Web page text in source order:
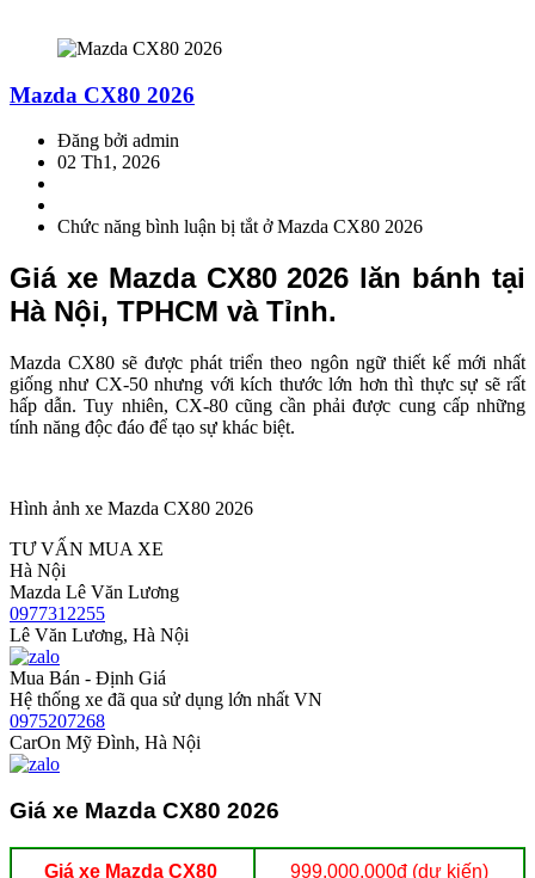
Mazda CX80 2026
Đăng bởi admin
02 Th1, 2026
Chức năng bình luận bị tắtở Mazda CX80 2026
Giá xe Mazda CX80 2026 lăn bánh tại
Hà Nội, TPHCM và Tỉnh.
Mazda CX80 sẽ được phát triển theo ngôn ngữ thiết kế mới nhất
giống như CX-50 nhưng với kích thước lớn hơn thì thực sự sẽ rất
hấp dẫn. Tuy nhiên, CX-80 cũng cần phải được cung cấp những
tính năng độc đáo để tạo sự khác biệt.
Hình ảnh xe Mazda CX80 2026
TƯ VẤN MUA XE
Hà Nội
Mazda Lê Văn Lương
0977312255
Lê Văn Lương, Hà Nội
Mua Bán - Định Giá
Hệ thống xe đã qua sử dụng lớn nhất VN
0975207268
CarOn Mỹ Đình, Hà Nội
Giá xe Mazda CX80 2026
Giá xe Mazda CX80 999.000.000đ (dự kiến)